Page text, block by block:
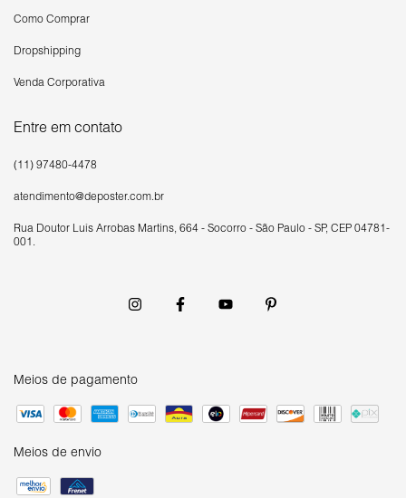
Como Comprar
Dropshipping
Venda Corporativa
Entre em contato
(11) 97480-4478
atendimento@deposter.com.br
Rua Doutor Luís Arrobas Martins, 664 - Socorro - São Paulo - SP, CEP 04781-
001.
Meios de pagamento
Meios de envio